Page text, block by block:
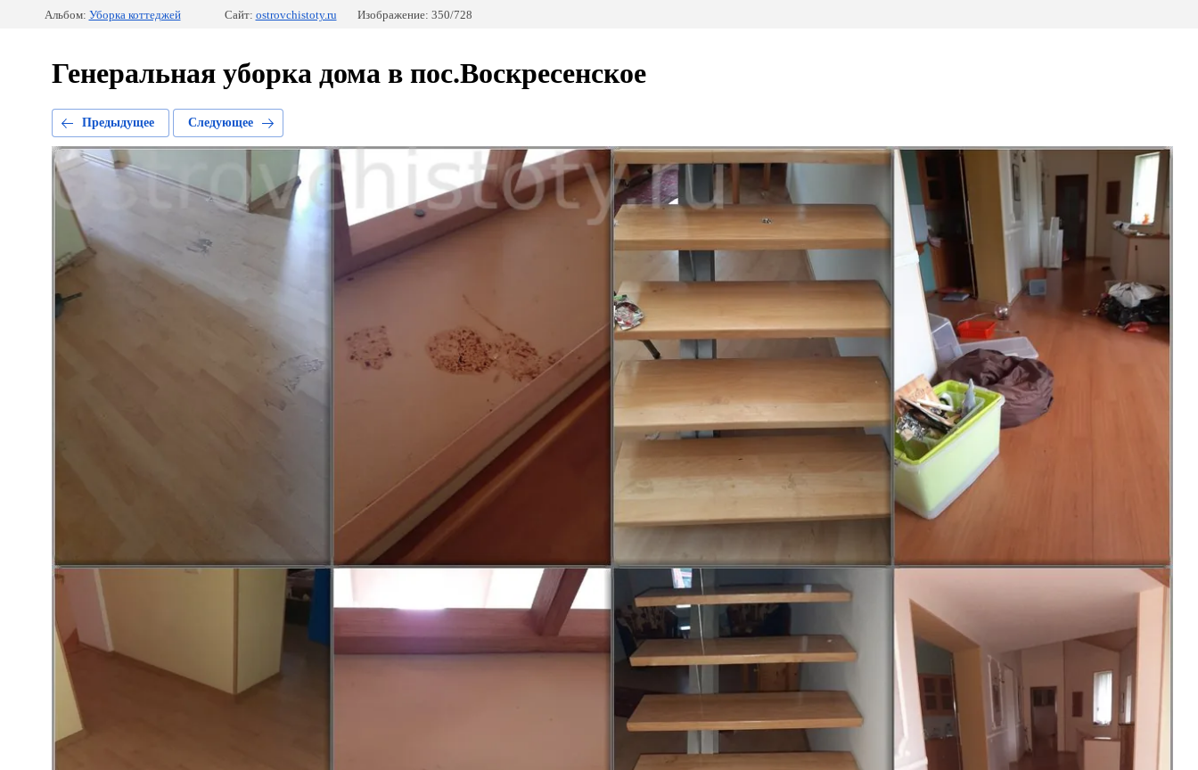
Альбом: Уборка коттеджей Сайт: ostrovchistoty.ru Изображение: 350/728
Генеральная уборка дома в пос.Воскресенское
Предыдущее Следующее